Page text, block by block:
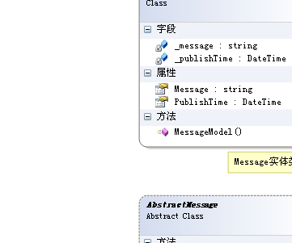
Pattern)
Method Pattern)
Pattern)
Pattern)
Pattern)
Pattern)